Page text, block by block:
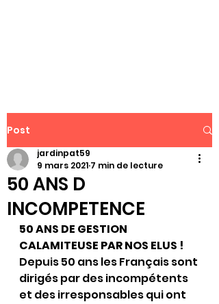
Post
50 ANS D
INCOMPETENCE
jardinpat59
9 mars 2021 7 min de lecture
50 ANS DE GESTION
CALAMITEUSE PAR NOS ELUS !
Depuis 50 ans les Français sont
dirigés par des incompétents
et des irresponsables qui ont